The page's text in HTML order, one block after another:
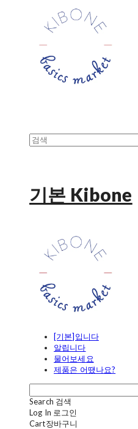
기본 Kibone
[기본]입니다
알립니다
물어보세요
제품은 어땠나요?
Search 검색
Log In 로그인
Cart장바구니